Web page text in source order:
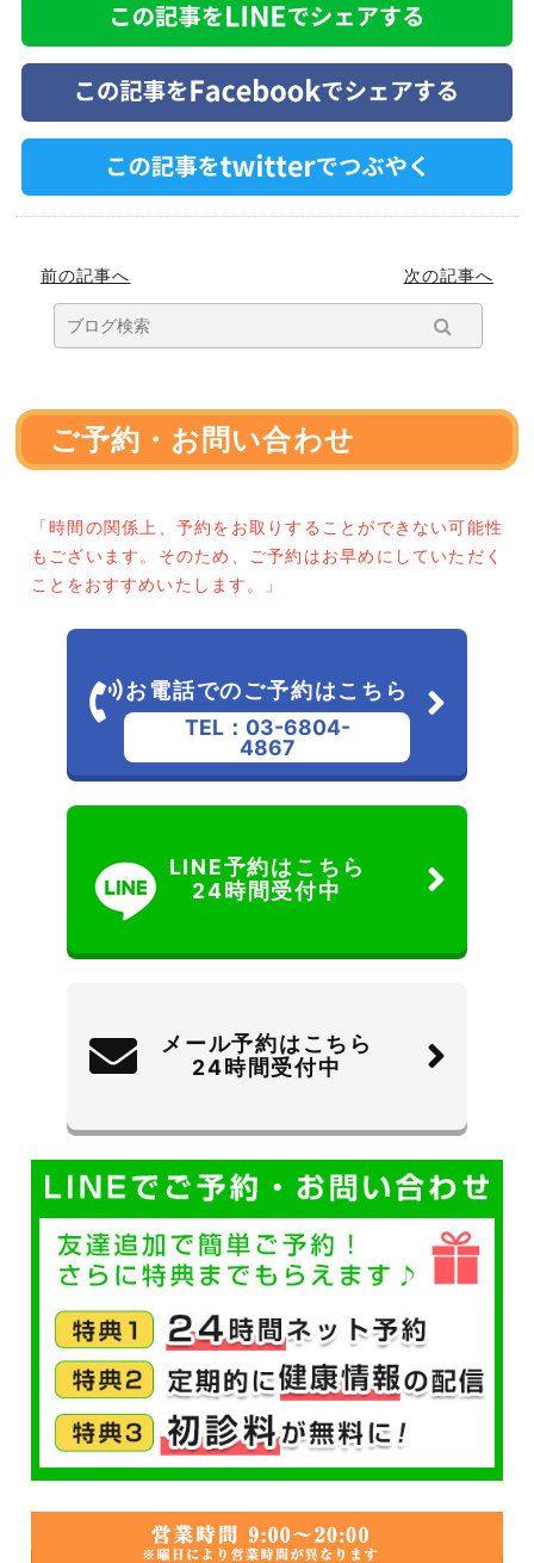
ヘルニア 骨盤
ニア 骨盤矯正
前の記事へ 次の記事へ
ご予約・お問い合わせ
「時間の関係上、予約をお取りすることができない可能性
もございます。そのため、ご予約はお早めにしていただく
ことをおすすめいたします。」
お電話でのご予約はこちら
TEL：03-6804-
4867
LINE予約はこちら
24時間受付中
メール予約はこちら
24時間受付中